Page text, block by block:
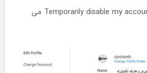
در گام بعدی روی Temporarily disable my account می